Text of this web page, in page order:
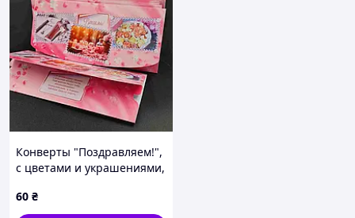
Конверты "Поздравляем!",
с цветами и украшениями,
60 ₴